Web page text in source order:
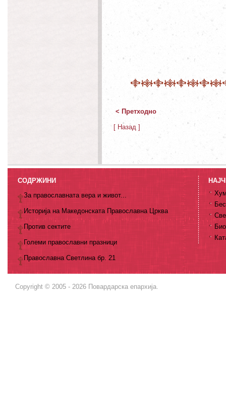
< Претходно
[ Назад ]
СОДРЖИНИ
За православната вера и живот...
Историја на Македонската Православна Црква
Против сектите
Големи православни празници
Православна Светлина бр. 21
Copyright © 2005 - 2026 Повардарска епархија.